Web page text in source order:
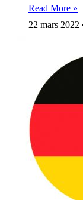
Read More »
22 mars 2022